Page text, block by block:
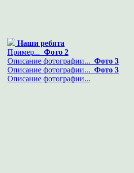
Наши ребята
Пример... Фото 2
Описание фотографии... Фото 3
Описание фотографии... Фото 3
Описание фотографии...